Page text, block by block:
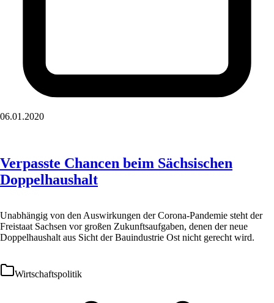
06.01.2020
Verpasste Chancen beim Sächsischen
Doppelhaushalt
Unabhängig von den Auswirkungen der Corona-Pandemie steht der
Freistaat Sachsen vor großen Zukunftsaufgaben, denen der neue
Doppelhaushalt aus Sicht der Bauindustrie Ost nicht gerecht wird.
Wirtschaftspolitik